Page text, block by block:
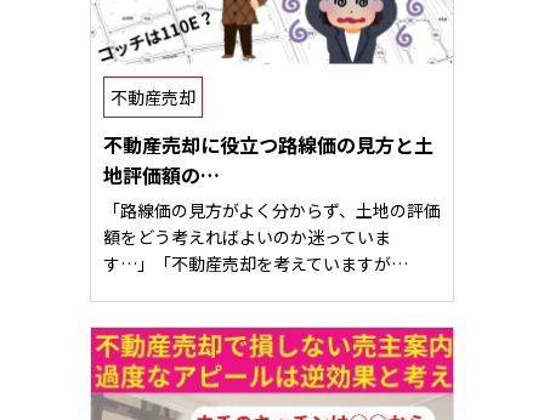
不動産売却
不動産売却に役立つ路線価の見方と土
地評価額の…
「路線価の見方がよく分からず、土地の評価
額をどう考えればよいのか迷っていま
す…」「不動産売却を考えていますが…